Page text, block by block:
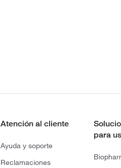
Atención al cliente
Ayuda y soporte
Reclamaciones
para